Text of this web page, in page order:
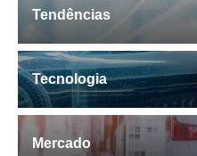
Tendências
Tecnologia
Mercado